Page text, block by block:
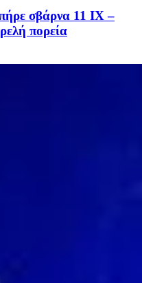
σβάρνα 11 ΙΧ –
πορεία